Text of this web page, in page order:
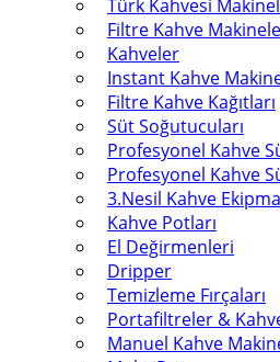
Türk Kahvesi
Filtre Kahve
Kahveler
Instant Kahve
Filtre Kahve Kağıtları
Süt Soğutucuları
Profesyonel Kahve
Profesyonel Kahve
3.Nesil Kahve
Kahve Potları
El Değirmenleri
Dripper
Temizleme Fırçaları
Portafiltreler &
Manuel Kahve